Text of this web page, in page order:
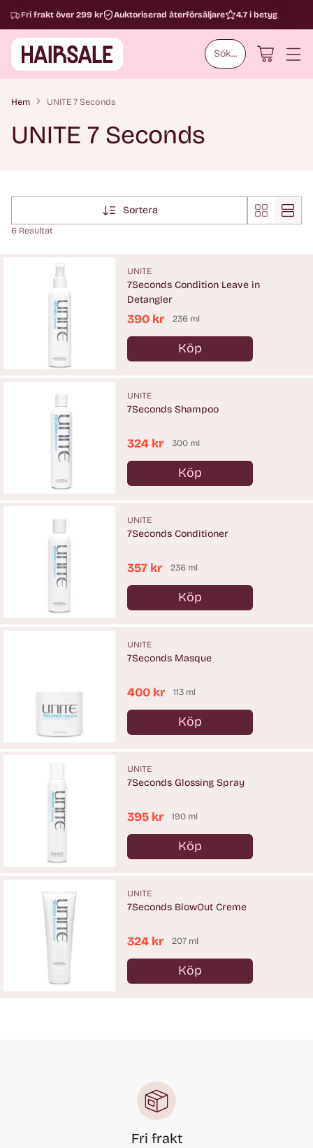
Sök...
Fri frakt över 299 kr Auktoriserad återförsäljare 4.7 i betyg
Hem UNITE 7 Seconds
UNITE 7 Seconds
Sortera
6 Resultat
UNITE
7Seconds Condition Leave in
Detangler
390 kr 236 ml
Köp
Antal
UNITE
7Seconds Shampoo
324 kr 300 ml
Köp
Antal
UNITE
7Seconds Conditioner
357 kr 236 ml
Köp
Antal
UNITE
7Seconds Masque
400 kr 113 ml
Köp
Antal
UNITE
7Seconds Glossing Spray
395 kr 190 ml
Köp
Antal
UNITE
7Seconds BlowOut Creme
324 kr 207 ml
Köp
Antal
Fri frakt